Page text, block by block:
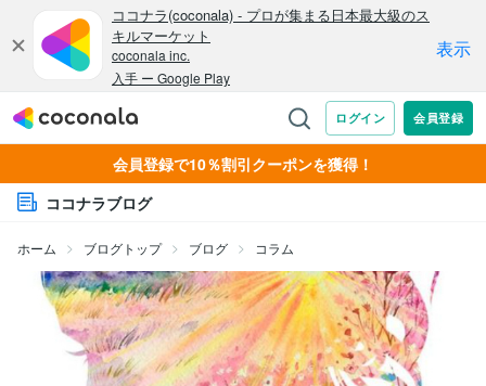
会員登録で10％割引クーポンを獲得！
ココナラブログ
ホーム ブログトップ ブログ コラム